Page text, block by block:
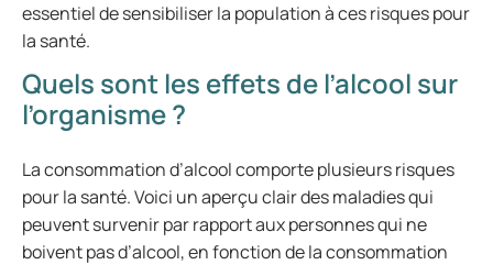
essentiel de sensibiliser la population à ces risques pour
la santé.
Quels sont les effets de l’alcool sur
l’organisme ?
La consommation d’alcool comporte plusieurs risques
pour la santé. Voici un aperçu clair des maladies qui
peuvent survenir par rapport aux personnes qui ne
boivent pas d’alcool, en fonction de la consommation